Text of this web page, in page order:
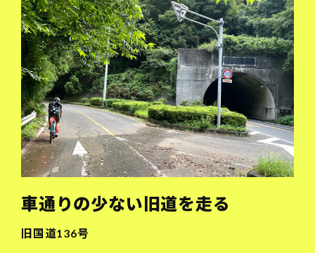
車通りの少ない旧道を走る
旧国道136号